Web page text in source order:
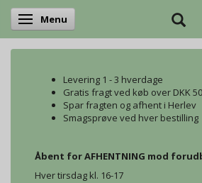
Skifte navigation
Menu
Levering 1 - 3 hverdage
Gratis fragt ved køb over DKK
Spar fragten og afhent i Herlev
Smagsprøve ved hver bestilling
Åbent for AFHENTNING mod
Hver tirsdag kl. 16-17